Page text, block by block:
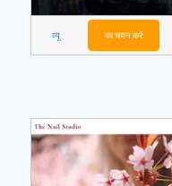
व्यू का चयन करें